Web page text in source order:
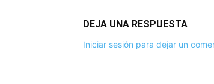
DEJA UNA RESPUESTA
Iniciar sesión para dejar un